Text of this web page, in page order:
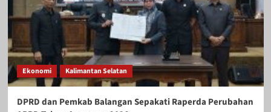
Ekonomi Kalimantan Selatan
DPRD dan Pemkab Balangan Sepakati Raperda Perubahan